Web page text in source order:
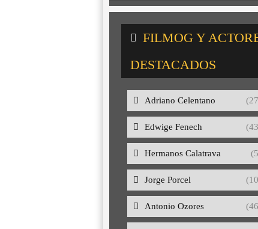
FILMOG Y
DESTACADOS
Adriano Celentano
Edwige Fenech
Hermanos Calatrava
Jorge Porcel
Antonio Ozores